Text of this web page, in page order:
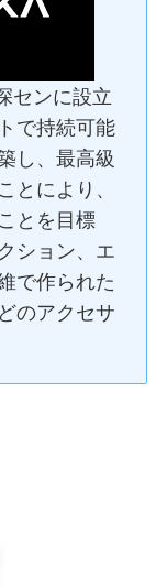
センに設立
で持続可能
し、最高級
とにより、
とを目標
ション、エ
で作られた
のアクセサ